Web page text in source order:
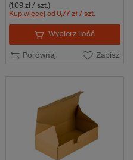
(1,09 zł / szt.)
Kup więcej od 0,77 zł / szt.
Porównaj Zapisz
Wybierz ilość